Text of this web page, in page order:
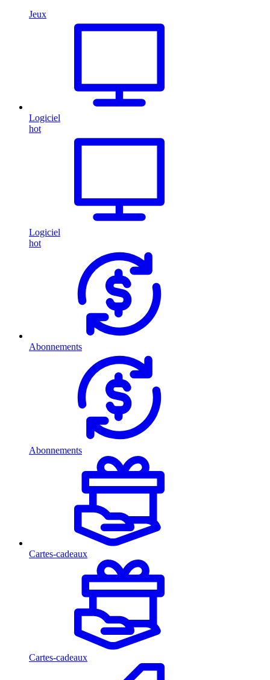
Jeux
Logiciel
hot
Logiciel
hot
Abonnements
Abonnements
Cartes-cadeaux
Cartes-cadeaux